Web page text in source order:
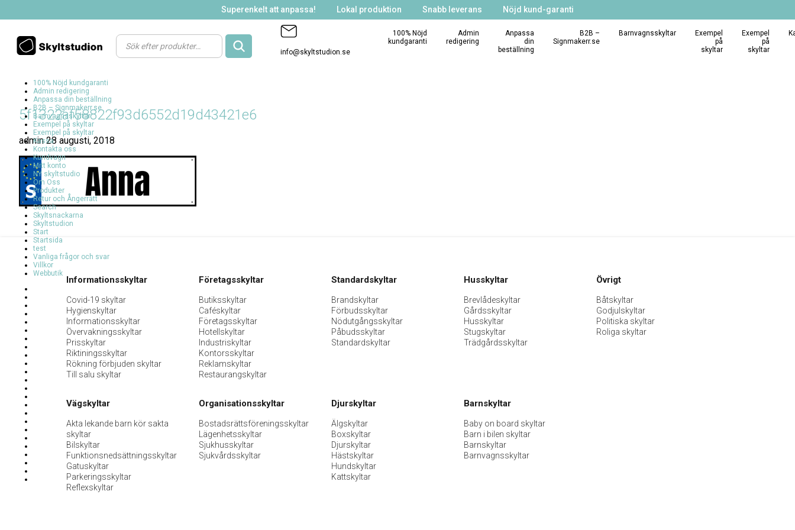
Superenkelt att anpassa! Lokal produktion Snabb leverans Nöjd kund-garanti
Products
search
info@skyltstudion.se
100% Nöjd
kundgaranti
Admin
redigering
Anpassa
din
beställning
B2B –
Signmakerr.se
Barnvagnsskyltar
Exempel
på
skyltar
Exempel
på
skyltar
100% Nöjd kundgaranti
Admin redigering
Anpassa din beställning
B2B – Signmakerr.se
Barnvagnsskyltar
Exempel på skyltar
Exempel på skyltar
Kassa
Kontakta oss
Kundvagn
Mitt konto
NY skyltstudio
Om Oss
Produkter
Retur och Ångerrätt
Search
Skyltsnackarna
Skyltstudion
Start
Startsida
test
Vanliga frågor och svar
Villkor
Webbutik
5f1322af58822f93d6552d19d43421e6
admin 28 augusti, 2018
Informationsskyltar
Covid-19 skyltar
Hygienskyltar
Informationsskyltar
Övervakningsskyltar
Prisskyltar
Riktiningsskyltar
Rökning förbjuden skyltar
Till salu skyltar
Företagsskyltar
Butiksskyltar
Caféskyltar
Företagsskyltar
Hotellskyltar
Industriskyltar
Kontorsskyltar
Reklamskyltar
Restaurangskyltar
Standardskyltar
Brandskyltar
Förbudsskyltar
Nödutgångsskyltar
Påbudsskyltar
Standardskyltar
Husskyltar
Brevlådeskyltar
Gårdsskyltar
Husskyltar
Stugskyltar
Trädgårdsskyltar
Övrigt
Båtskyltar
Godjulskyltar
Politiska skyltar
Roliga skyltar
Vägskyltar
Akta lekande barn kör sakta
skyltar
Bilskyltar
Funktionsnedsättningsskyltar
Gatuskyltar
Parkeringsskyltar
Reflexskyltar
Organisationsskyltar
Bostadsrättsföreningsskyltar
Lägenhetsskyltar
Sjukhusskyltar
Sjukvårdsskyltar
Djurskyltar
Älgskyltar
Boxskyltar
Djurskyltar
Hästskyltar
Hundskyltar
Kattskyltar
Barnskyltar
Baby on board skyltar
Barn i bilen skyltar
Barnskyltar
Barnvagnsskyltar